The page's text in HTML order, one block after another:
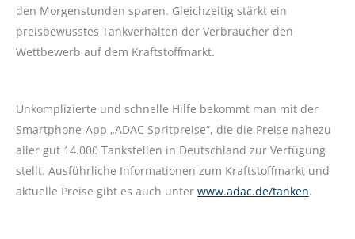
den Morgenstunden sparen. Gleichzeitig stärkt ein
preisbewusstes Tankverhalten der Verbraucher den
Wettbewerb auf dem Kraftstoffmarkt.
Unkomplizierte und schnelle Hilfe bekommt man mit der
Smartphone-App „ADAC Spritpreise“, die die Preise nahezu
aller gut 14.000 Tankstellen in Deutschland zur Verfügung
stellt. Ausführliche Informationen zum Kraftstoffmarkt und
aktuelle Preise gibt es auch unter www.adac.de/tanken.